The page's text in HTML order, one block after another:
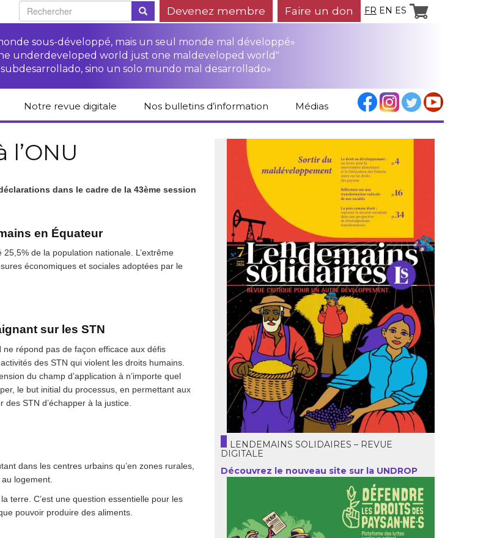
Devenez membre Faire un don FR EN ES
sous-développé, mais un seul monde mal développé»
underdeveloped world just one maldeveloped world"
sino un solo mundo mal desarrollado»
les droits
paysan.nes
(STN)
victimes des
documents
Collection droits
humains
Notre revue digitale
pour un autre
développement
solidaires dans les
Nos bulletins d’information Médias
Revue de presse
dans le cadre de la 43ème session
en Équateur
de la population nationale. L’extrême
économiques et sociales adoptées par le
sur les STN
répond pas de façon efficace aux défis
des STN qui violent les droits humains.
du champ d’application à n’importe quel
le but initial du processus, en permettant aux
STN d’échapper à la justice.
dans les centres urbains qu’en zones rurales,
logement.
terre. C’est une question essentielle pour les
pouvoir produire des aliments.
LENDEMAINS SOLIDAIRES – REVUE
DIGITALE
Découvrez le nouveau site sur la UNDROP